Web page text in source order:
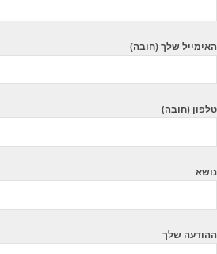
האימייל שלך (חובה)
טלפון (חובה)
נושא
ההודעה שלך